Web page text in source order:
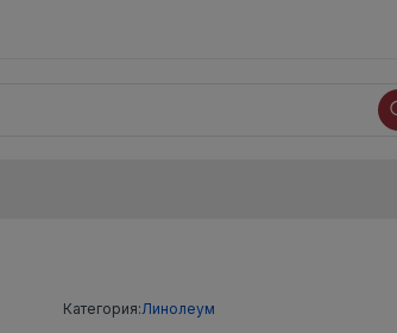
Категория:Линолеум